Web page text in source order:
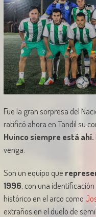
Fue la gran sorpresa del
ratificó ahora en Tandil su
Huinco siempre está ahí.
venga.
Son un equipo que
1996, con una
histórico en el arco como
extraños en el duelo de